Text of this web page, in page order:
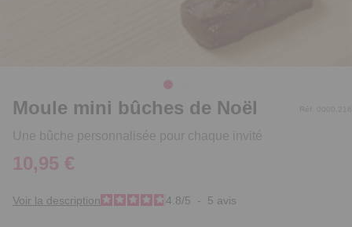
Moule mini bûches de Noël
Une bûche personnalisée pour chaque invité
Réf. 0000.216
10,95 €
Voir la description 4.8/5 - 5 avis